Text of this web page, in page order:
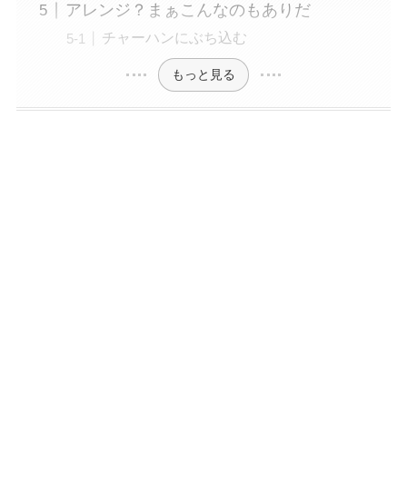
アレンジ？まぁこんなのもありだ
チャーハンにぶち込む
もっと見る